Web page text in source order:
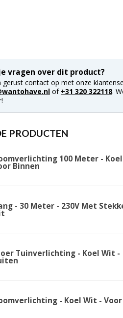
vragen over dit product?
gerust contact op met onze
of +31 320 322118.
PRODUCTEN
100 Meter - Koel
Binnen
- 30 Meter - 230V Met
Tuinverlichting - Koel Wit -
- Koel Wit - Voor